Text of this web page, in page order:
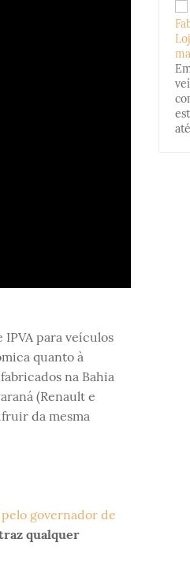
IPVA para veículos
quanto à
na Bahia
(Renault e
da mesma
governador de
qualquer